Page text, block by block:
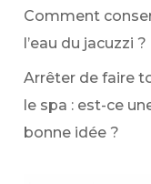
Comment
l’eau du jacuzzi ?
Arrêter de faire
le spa : est-ce
bonne idée ?